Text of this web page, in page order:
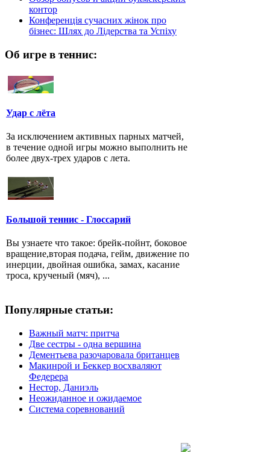
контор
Конференція сучасних жінок про
бізнес: Шлях до Лідерства та Успіху
Об игре в теннис:
Удар с лёта
За исключением активных парных матчей,
в течение одной игры можно выполнить не
более двух-трех ударов с лета.
Большой теннис - Глоссарий
Вы узнаете что такое: брейк-пойнт, боковое
вращение,вторая подача, гейм, движение по
инерции, двойная ошибка, замах, касание
троса, крученый (мяч), ...
Популярные статьи:
Важный матч: притча
Две сестры - одна вершина
Дементьева разочаровала британцев
Макинрой и Беккер восхваляют
Федерера
Нестор, Даниэль
Неожиданное и ожидаемое
Система соревнований